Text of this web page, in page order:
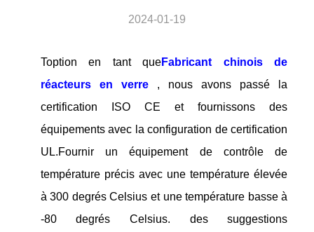
2024-01-19
Toption en tant queFabricant chinois de
réacteurs en verre
, nous avons passé la
certification ISO CE et fournissons des
équipements avec la configuration de certification
UL.Fournir un équipement de contrôle de
température précis avec une température élevée
à 300 degrés Celsius et une température basse à
-80 degrés Celsius. des suggestions